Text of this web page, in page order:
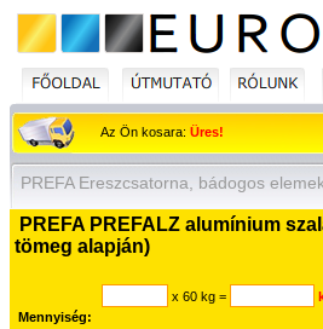
Az Ön kosara: Üres!
PREFA Ereszcsatorna, bádogos
PREFA PREFALZ alumínium
tömeg alapján)
Mennyiség:
x 60 kg =